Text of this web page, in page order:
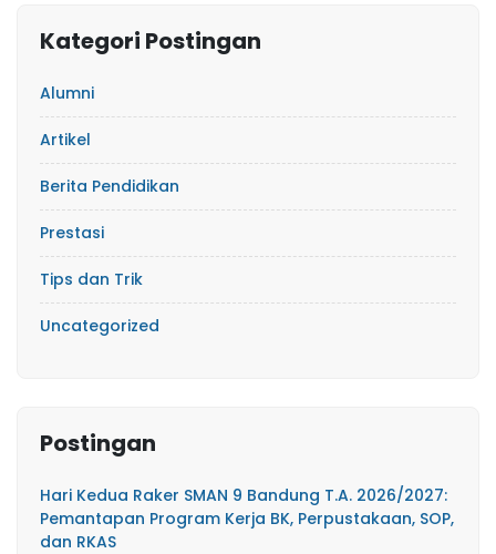
Kategori Postingan
Alumni
Artikel
Berita Pendidikan
Prestasi
Tips dan Trik
Uncategorized
Postingan
Hari Kedua Raker SMAN 9 Bandung T.A. 2026/2027:
Pemantapan Program Kerja BK, Perpustakaan, SOP,
dan RKAS